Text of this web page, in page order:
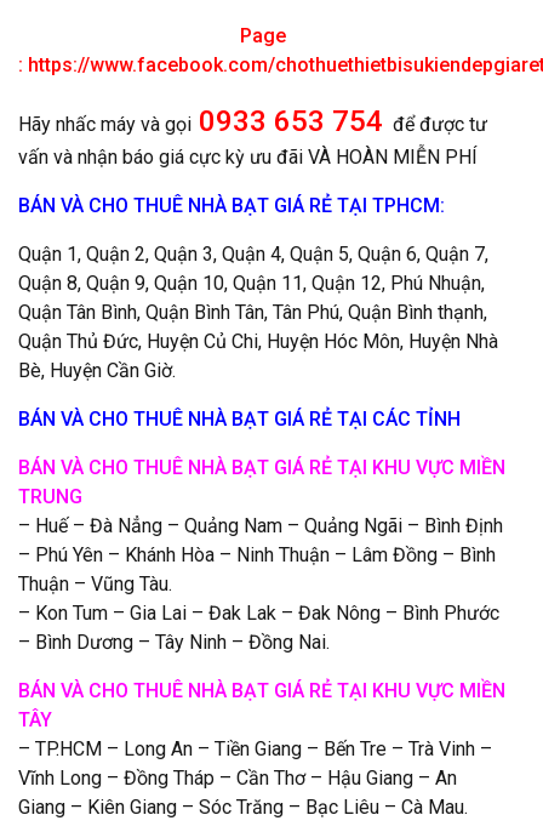
Page
: https://www.facebook.com/
Hãy nhấc máy và gọi 0933 653 754 để được tư
vấn và nhận báo giá cực kỳ ưu đãi VÀ HOÀN MIỄN PHÍ
BÁN VÀ CHO THUÊ NHÀ BẠT GIÁ RẺ TẠI TPHCM:
Quận 1, Quận 2, Quận 3, Quận 4, Quận 5, Quận 6, Quận 7,
Quận 8, Quận 9, Quận 10, Quận 11, Quận 12, Phú Nhuận,
Quận Tân Bình, Quận Bình Tân, Tân Phú, Quận Bình thạnh,
Quận Thủ Đức, Huyện Củ Chi, Huyện Hóc Môn, Huyện Nhà
Bè, Huyện Cần Giờ.
BÁN VÀ CHO THUÊ NHÀ BẠT GIÁ RẺ TẠI CÁC TỈNH
BÁN VÀ CHO THUÊ NHÀ BẠT GIÁ RẺ TẠI KHU VỰC MIỀN
TRUNG
– Huế – Đà Nẳng – Quảng Nam – Quảng Ngãi – Bình Định
– Phú Yên – Khánh Hòa – Ninh Thuận – Lâm Đồng – Bình
Thuận – Vũng Tàu.
– Kon Tum – Gia Lai – Đak Lak – Đak Nông – Bình Phước
– Bình Dương – Tây Ninh – Đồng Nai.
BÁN VÀ CHO THUÊ NHÀ BẠT GIÁ RẺ TẠI KHU VỰC MIỀN
TÂY
– TP.HCM – Long An – Tiền Giang – Bến Tre – Trà Vinh –
Vĩnh Long – Đồng Tháp – Cần Thơ – Hậu Giang – An
Giang – Kiên Giang – Sóc Trăng – Bạc Liêu – Cà Mau.